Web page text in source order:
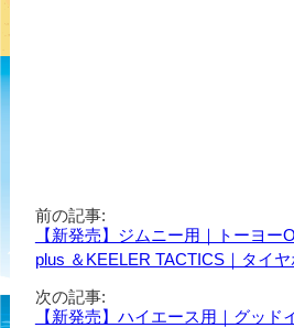
前の記事:
【新発売】ジムニー用｜トーヨー
plus ＆KEELER TACTICS｜タイ
次の記事:
【新発売】ハイエース用｜グッド